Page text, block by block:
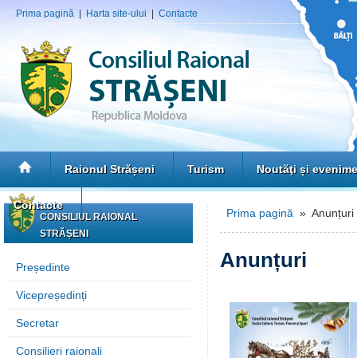
Prima pagină Harta site-ului Contacte
Raionul Strășeni Turism Noutăţi și
Contacte
CONSILIUL RAIONAL
STRĂȘENI
Președinte
Vicepreședinți
Secretar
Consilieri raionali
Prima pagină » Anunțuri
Anunțuri